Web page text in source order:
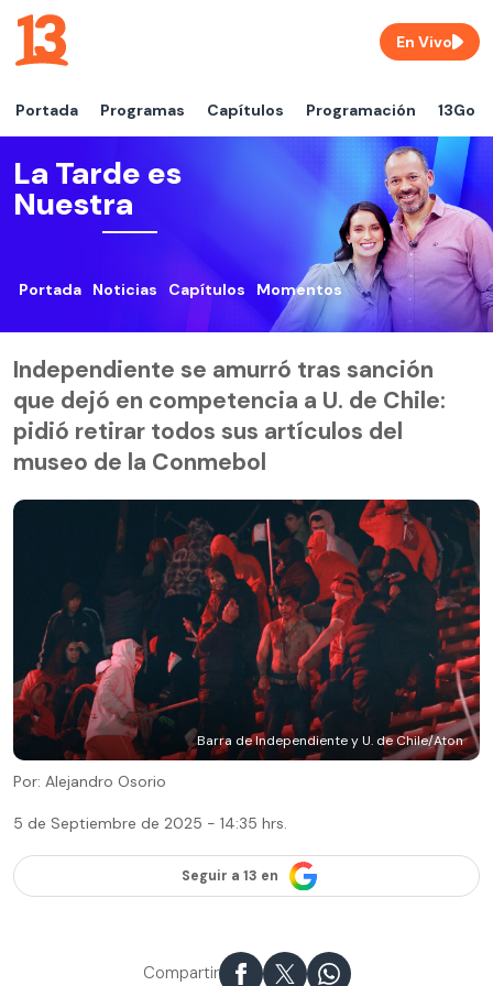
Portada Programas Capítulos Programación 13Go
En Vivo
La Tarde es
Nuestra
Portada Noticias Capítulos Momentos
Independiente se amurró tras sanción
que dejó en competencia a U. de Chile:
pidió retirar todos sus artículos del
museo de la Conmebol
Barra de Independiente y U. de Chile/Aton
Por: Alejandro Osorio
5 de Septiembre de 2025 - 14:35 hrs.
Seguir a 13 en
Compartir